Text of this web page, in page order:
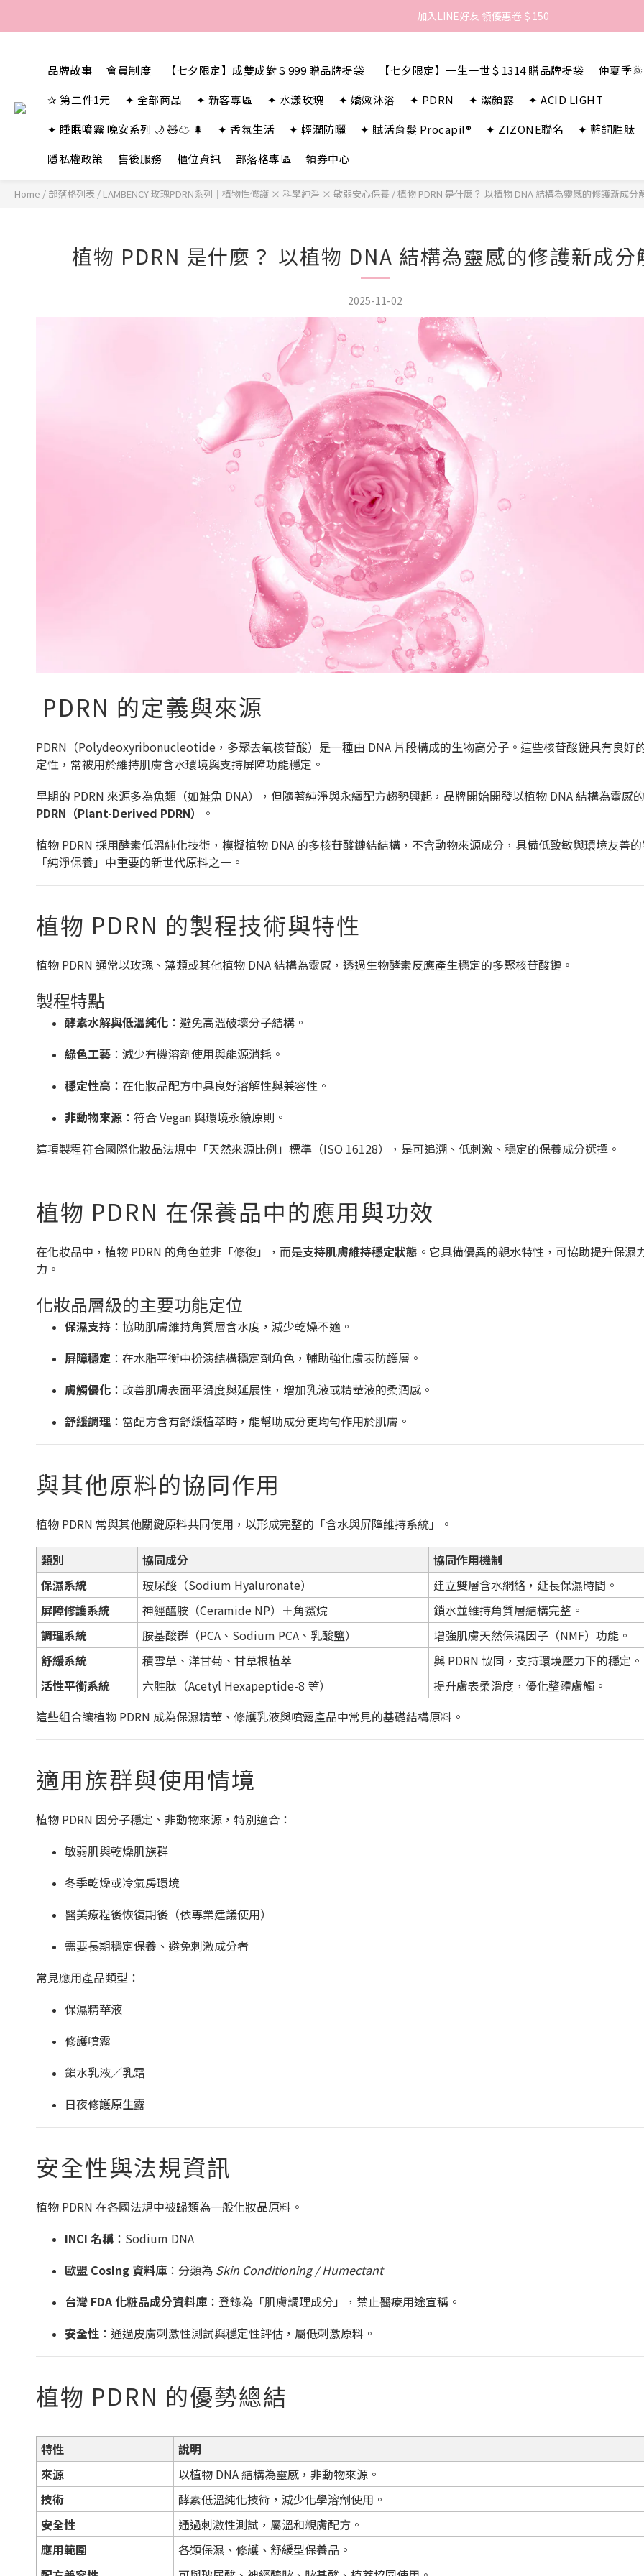
歡迎來到LAMBENCY 💓 註冊會員享＄100購物金！
加入LINE好友 領優惠卷＄150
品牌故事 會員制度 【七夕限定】成雙成對＄999 贈品牌提袋 【七夕限定】一生一世＄1314 贈品牌提袋
仲夏季
✰ 第二件1元
✦ 全部商品 ✦ 新客專區 ✦ 水漾玫瑰 ✦ 嬌嫩沐浴 ✦ PDRN ✦ 潔顏露
✦ ACID LIGHT
✦ 睡眠噴霧 晚安系列 🌙 🧸☁️ 🌲
✦ 香氛生活 ✦ 輕潤防曬 ✦ 賦活育髮 Procapil® ✦ ZIZONE聯名 ✦ 藍銅胜肽
隱私權政策
售後服務 櫃位資訊 部落格專區 領券中心
Home / 部落格列表 / LAMBENCY 玫瑰PDRN系列｜植物性修護 × 科學純淨 × 敏弱安心保養 /植物 PDRN 是什麼？ 以植物 DNA 結構為靈感的修護新成分
植物 PDRN 是什麼？ 以植物 DNA 結構為靈感的修護新成分
2025-11-02
PDRN 的定義與來源
PDRN（Polydeoxyribonucleotide，多聚去氧核苷酸）是一種由 DNA 片段構成的生物高分子。這些核苷酸鏈具有良好
定性，常被用於維持肌膚含水環境與支持屏障功能穩定。
早期的 PDRN 來源多為魚類（如鮭魚 DNA），但隨著純淨與永續配方趨勢興起，品牌開始開發以植物 DNA 結構為靈感的
PDRN（Plant-Derived PDRN）
。
植物 PDRN 採用酵素低溫純化技術，模擬植物 DNA 的多核苷酸鏈結結構，不含動物來源成分，具備低致敏與環境友善
「純淨保養」中重要的新世代原料之一。
植物 PDRN 的製程技術與特性
植物 PDRN 通常以玫瑰、藻類或其他植物 DNA 結構為靈感，透過生物酵素反應產生穩定的多聚核苷酸鏈。
製程特點
酵素水解與低溫純化 ：避免高溫破壞分子結構。
綠色工藝 ：減少有機溶劑使用與能源消耗。
穩定性高 ：在化妝品配方中具良好溶解性與兼容性。
非動物來源 ：符合 Vegan 與環境永續原則。
這項製程符合國際化妝品法規中「天然來源比例」標準（ISO 16128），是可追溯、低刺激、穩定的保養成分選擇。
植物 PDRN 在保養品中的應用與功效
在化妝品中，植物 PDRN 的角色並非「修復」，而是支持肌膚維持穩定狀態 。它具備優異的親水特性，可協助提升保濕
力。
化妝品層級的主要功能定位
保濕支持 ：協助肌膚維持角質層含水度，減少乾燥不適。
屏障穩定 ：在水脂平衡中扮演結構穩定劑角色，輔助強化膚表防護層。
膚觸優化 ：改善肌膚表面平滑度與延展性，增加乳液或精華液的柔潤感。
舒緩調理 ：當配方含有舒緩植萃時，能幫助成分更均勻作用於肌膚。
與其他原料的協同作用
植物 PDRN 常與其他關鍵原料共同使用，以形成完整的「含水與屏障維持系統」。
類別 協同成分
協同作用機制
保濕系統
玻尿酸（Sodium Hyaluronate）
建立雙層含水網絡，延長保濕時間。
屏障修護系統
神經醯胺（Ceramide NP）＋角鯊烷
鎖水並維持角質層結構完整。
調理系統
胺基酸群（PCA、Sodium PCA、乳酸鹽）
增強肌膚天然保濕因子（NMF）功能。
舒緩系統
積雪草、洋甘菊、甘草根植萃
與 PDRN 協同，支持環境壓力下的穩定。
活性平衡系統
六胜肽（Acetyl Hexapeptide-8 等）
提升膚表柔滑度，優化整體膚觸。
這些組合讓植物 PDRN 成為保濕精華、修護乳液與噴霧產品中常見的基礎結構原料。
適用族群與使用情境
植物 PDRN 因分子穩定、非動物來源，特別適合：
敏弱肌與乾燥肌族群
冬季乾燥或冷氣房環境
醫美療程後恢復期後（依專業建議使用）
需要長期穩定保養、避免刺激成分者
常見應用產品類型：
保濕精華液
修護噴霧
鎖水乳液／乳霜
日夜修護原生露
安全性與法規資訊
植物 PDRN 在各國法規中被歸類為一般化妝品原料。
INCI 名稱 ：Sodium DNA
歐盟 CosIng 資料庫 ：分類為 Skin Conditioning / Humectant
台灣 FDA 化粧品成分資料庫 ：登錄為「肌膚調理成分」，禁止醫療用途宣稱。
安全性 ：通過皮膚刺激性測試與穩定性評估，屬低刺激原料。
植物 PDRN 的優勢總結
特性
說明
來源
以植物 DNA 結構為靈感，非動物來源。
技術
酵素低溫純化技術，減少化學溶劑使用。
安全性
通過刺激性測試，屬溫和親膚配方。
應用範圍
各類保濕、修護、舒緩型保養品。